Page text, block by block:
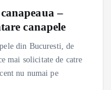
–
canapele
din Bucuresti, de
mai solicitate de catre
nu numai pe